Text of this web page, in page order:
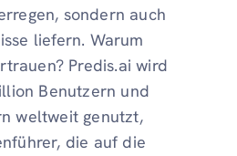
sondern auch
liefern. Warum
Predis.ai wird
Benutzern und
weltweit genutzt,
die auf die